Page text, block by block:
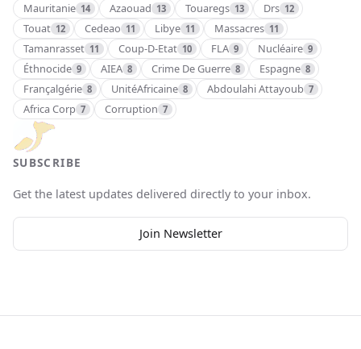
Mauritanie 14 Azaouad 13 Touaregs 13 Drs 12
Touat 12 Cedeao 11 Libye 11 Massacres 11
Tamanrasset 11 Coup-D-Etat 10 FLA 9 Nucléaire 9
Éthnocide 9 AIEA 8 Crime De Guerre 8 Espagne 8
Françalgérie 8 UnitéAfricaine 8 Abdoulahi Attayoub 7
Africa Corp 7 Corruption 7
SUBSCRIBE
Get the latest updates delivered directly to your inbox.
Join Newsletter